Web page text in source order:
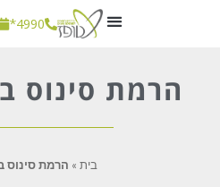
4990*
הרמת סינוס
בית » הרמת